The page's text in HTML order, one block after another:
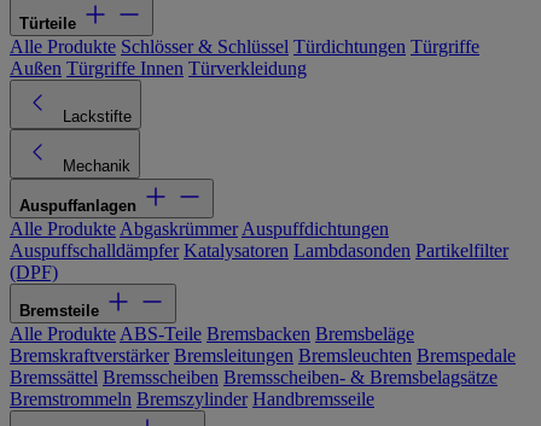
Türteile
Alle Produkte Schlösser & Schlüssel Türdichtungen Türgriffe
Außen Türgriffe Innen Türverkleidung
Lackstifte
Mechanik
Auspuffanlagen
Alle Produkte Abgaskrümmer Auspuffdichtungen
Auspuffschalldämpfer Katalysatoren Lambdasonden Partikelfilter
(DPF)
Bremsteile
Alle Produkte ABS-Teile Bremsbacken Bremsbeläge
Bremskraftverstärker Bremsleitungen Bremsleuchten Bremspedale
Bremssättel Bremsscheiben Bremsscheiben- & Bremsbelagsätze
Bremstrommeln Bremszylinder Handbremsseile